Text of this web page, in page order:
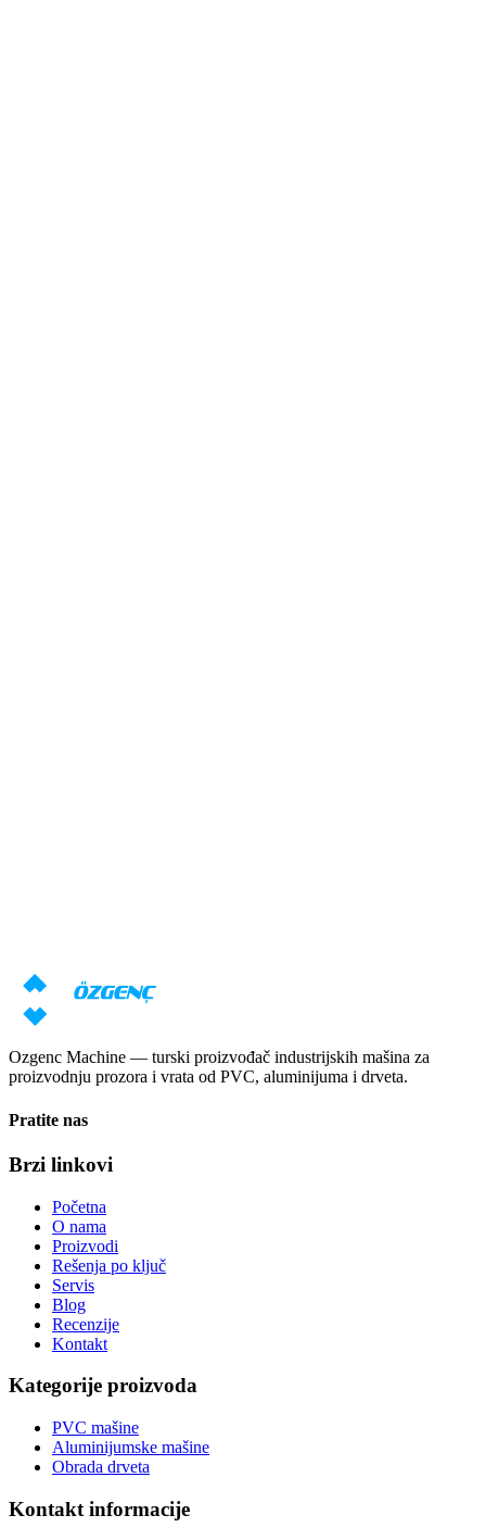
Zatraži cenu Preuzmi katalog
Ozgenc Machine — turski proizvođač industrijskih mašina za
proizvodnju prozora i vrata od PVC, aluminijuma i drveta.
Pratite nas
Brzi linkovi
Početna
O nama
Proizvodi
Rešenja po ključ
Servis
Blog
Recenzije
Kontakt
Kategorije proizvoda
PVC mašine
Aluminijumske mašine
Obrada drveta
Kontakt informacije